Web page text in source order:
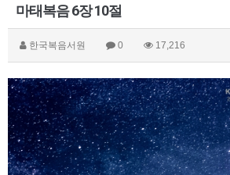
마태복음 6장 10절
한국복음서원 0 17,216